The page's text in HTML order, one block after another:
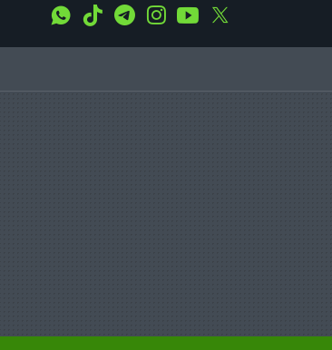
WhatsApp
Tiktok TelegramInstagramYoutube